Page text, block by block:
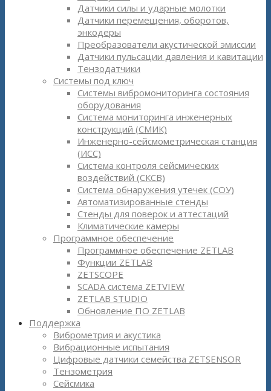
Датчики силы и ударные молотки
Датчики перемещения, оборотов,
энкодеры
Преобразователи акустической эмиссии
Датчики пульсации давления и кавитации
Тензодатчики
Системы под ключ
Системы вибромониторинга состояния
оборудования
Система мониторинга инженерных
конструкций (СМИК)
Инженерно-сейсмометрическая станция
(ИСС)
Система контроля сейсмических
воздействий (СКСВ)
Система обнаружения утечек (СОУ)
Автоматизированные стенды
Стенды для поверок и аттестаций
Климатические камеры
Программное обеспечение
Программное обеспечение ZETLAB
Функции ZETLAB
ZETSCOPE
SCADA система ZETVIEW
ZETLAB STUDIO
Обновление ПО ZETLAB
Поддержка
Виброметрия и акустика
Вибрационные испытания
Цифровые датчики семейства ZETSENSOR
Тензометрия
Сейсмика